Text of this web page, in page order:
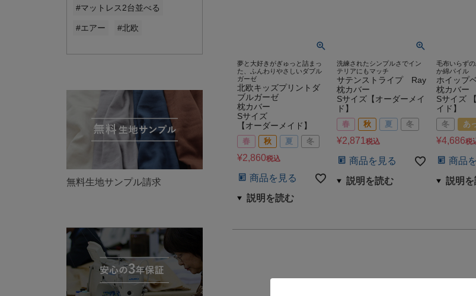
#マットレス2台並べる
#エアー #北欧
無料生地サンプル請求
夢と大好きがぎゅっと詰まっ
た、ふんわりやさしいダブル
ガーゼ
北欧キッズプリントダ
ブルガーゼ
枕カバー
Sサイズ
【オーダーメイド】
春 秋 夏 冬
¥2,860税込
商品を見る
洗練されたシンプルさでイン
テリアにもマッチ
サテンストライプ Ray
枕カバー
Sサイズ【オーダーメイ
ド】
春 秋 夏 冬
¥2,871 税込
商品を見る
毛布いらず
か綿パイル
ホイップ
枕カバー
Sサイズ
イド】
冬 あ
¥4,686税
商品